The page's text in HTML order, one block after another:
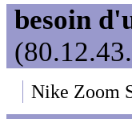
besoin
Nike Zoom